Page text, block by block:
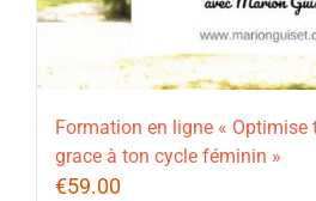
Formation en ligne «
grace à ton cycle féminin »
€59.00